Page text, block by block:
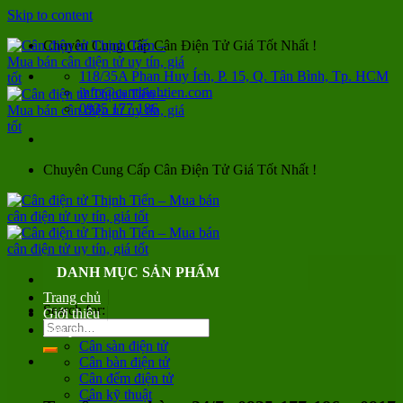
Skip to content
Chuyên Cung Cấp Cân Điện Tử Giá Tốt Nhất !
118/35A Phan Huy Ích, P. 15, Q. Tân Bình, Tp. HCM
info@canthinhtien.com
0935 177 186
Chuyên Cung Cấp Cân Điện Tử Giá Tốt Nhất !
Search for:
DANH MỤC SẢN PHẨM
Trang chủ
Giới thiệu
Sản phẩm
Cân sàn điện tử
Cân bàn điện tử
Cân đếm điện tử
Cân kỹ thuật